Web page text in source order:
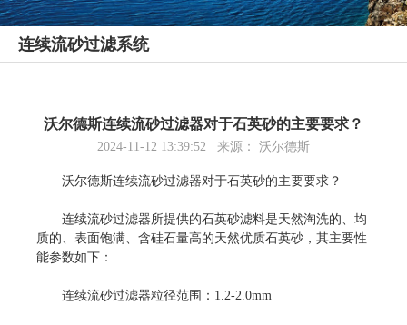
连续流砂过滤系统
沃尔德斯连续流砂过滤器对于石英砂的主要要求？
2024-11-12 13:39:52 来源： 沃尔德斯
沃尔德斯连续流砂过滤器对于石英砂的主要要求？
连续流砂过滤器所提供的石英砂滤料是天然淘洗的、均
质的、表面饱满、含硅石量高的天然优质石英砂，其主要性
能参数如下：
连续流砂过滤器粒径范围：1.2-2.0mm